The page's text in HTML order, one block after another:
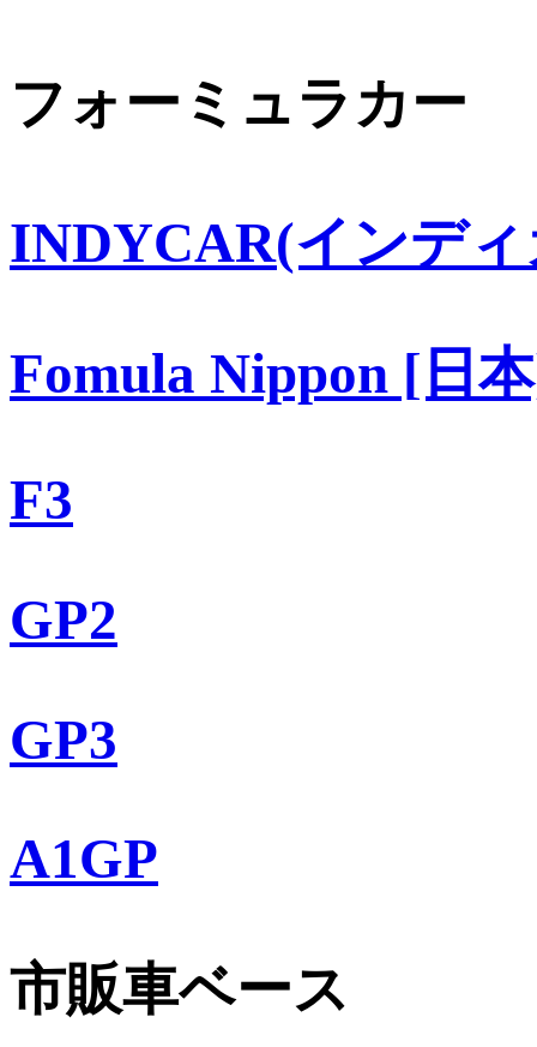
フォーミュラカー
INDYCAR(インデ
Fomula Nippon [日
F3
GP2
GP3
A1GP
市販車ベース